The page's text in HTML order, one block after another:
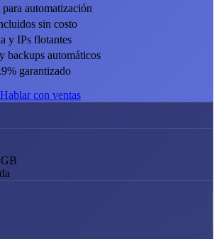
automatización
sin costo
y IPs flotantes
backups automáticos
garantizado
Hablar con ventas